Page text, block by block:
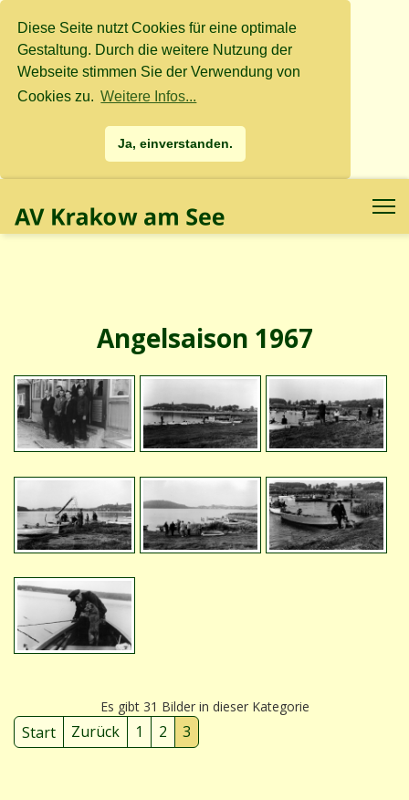
Diese Seite nutzt Cookies für eine optimale
Gestaltung. Durch die weitere Nutzung der
Webseite stimmen Sie der Verwendung von
Cookies zu. Weitere Infos...
Ja, einverstanden.
.
Angelsaison 1967
Es gibt 31 Bilder in dieser Kategorie
Start Zurück 1 2 3